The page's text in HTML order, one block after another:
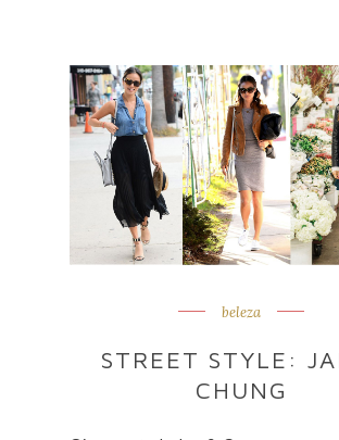
beleza
STREET STYLE:
CHUNG